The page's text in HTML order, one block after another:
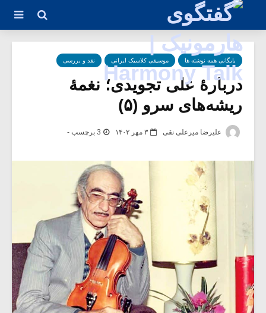
بایگانی همه نوشته ها موسیقی کلاسیک ایرانی نقد و بررسی
دربارۀ علی تجویدی؛ نغمۀ
ریشه‌های سرو (۵)
علیرضا میرعلی نقی ۳ مهر ۱۴۰۲ 3 برچسب -